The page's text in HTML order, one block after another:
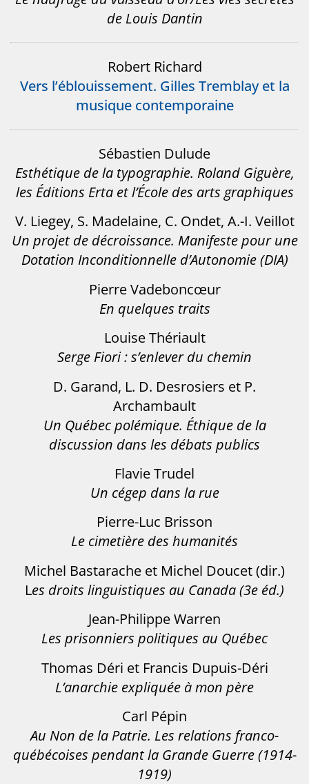
de Louis Dantin
Robert Richard
Vers l’éblouissement. Gilles Tremblay et la
musique contemporaine
Sébastien Dulude
Esthétique de la typographie. Roland Giguère,
les Éditions Erta et l’École des arts graphiques
V. Liegey, S. Madelaine, C. Ondet, A.-I. Veillot
Un projet de décroissance. Manifeste pour une
Dotation Inconditionnelle d’Autonomie (DIA)
Pierre Vadeboncœur
En quelques traits
Louise Thériault
Serge Fiori : s’enlever du chemin
D. Garand, L. D. Desrosiers et P.
Archambault
Un Québec polémique. Éthique de la
discussion dans les débats publics
Flavie Trudel
Un cégep dans la rue
Pierre-Luc Brisson
Le cimetière des humanités
Michel Bastarache et Michel Doucet (dir.)
Les droits linguistiques au Canada (3e éd.)
Jean-Philippe Warren
Les prisonniers politiques au Québec
Thomas Déri et Francis Dupuis-Déri
L’anarchie expliquée à mon père
Carl Pépin
Au Non de la Patrie. Les relations franco-
québécoises pendant la Grande Guerre (1914-
1919)